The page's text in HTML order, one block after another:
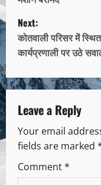
Next:
कोतवाली परिसर में
कार्यप्रणाली पर उठे
Leave a Reply
Your email
fields are marked
Comment*